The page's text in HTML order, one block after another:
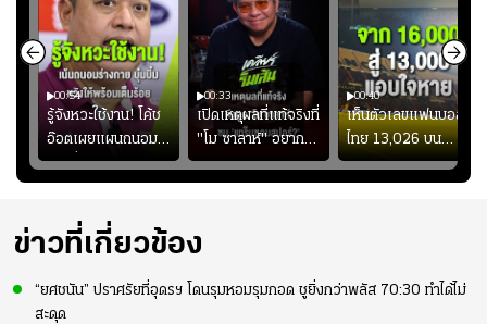
00:54
รู้จังหวะใช้งาน! โค้ช
อ๊อตเผยแผนถนอม
“บุ๋มบิ๋ม” เพื่อรักษา
ร่างกายให้พร้อมที่สุด
00:33
เปิดเหตุผลที่แท้จริงที่
"โม ซาลาห์" อยาก
ย้ายซบ "แทร็บซอนส
ปอร์"
00:40
เห็นตัวเลขแฟนบอล
ไทย 13,026 บน
สกอร์บอร์ดแล้วแอบ
ใจหาย น้อยกว่านัดที่
ข่าวที่เกี่ยวข้อง
“ยศชนัน” ปราศรัยที่อุดรฯ โดนรุมหอมรุมกอด ชูยิ่งกว่าพลัส 70:30 ทำได้ไม่
สะดุด